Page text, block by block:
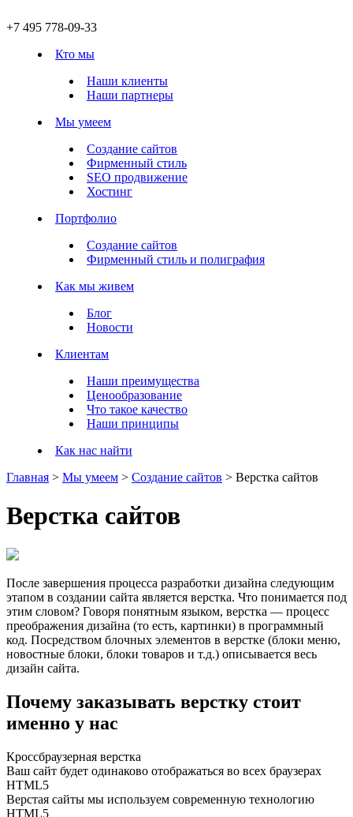
+7 495 778-09-33
Кто мы
Наши клиенты
Наши партнеры
Мы умеем
Создание сайтов
Фирменный стиль
SEO продвижение
Хостинг
Портфолио
Создание сайтов
Фирменный стиль и полиграфия
Как мы живем
Блог
Новости
Клиентам
Наши преимущества
Ценообразование
Что такое качество
Наши принципы
Как нас найти
Главная > Мы умеем > Создание сайтов > Верстка сайтов
Верстка сайтов
После завершения процесса разработки дизайна следующим
этапом в создании сайта является верстка. Что понимается под
этим словом? Говоря понятным языком, верстка — процесс
преображения дизайна (то есть, картинки) в программный
код. Посредством блочных элементов в верстке (блоки меню,
новостные блоки, блоки товаров и т.д.) описывается весь
дизайн сайта.
Почему заказывать верстку стоит
именно у нас
Кроссбраузерная верстка
Ваш сайт будет одинаково отображаться во всех браузерах
HTML5
Верстая сайты мы используем современную технологию
HTML5